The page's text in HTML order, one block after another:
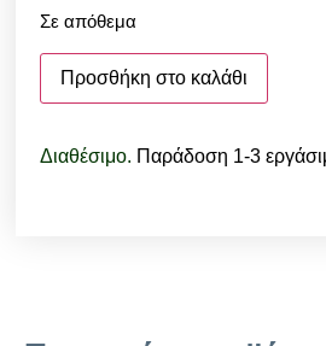
Σε απόθεμα
Προσθήκη στο καλάθι
Διαθέσιμο. Παράδοση 1-3